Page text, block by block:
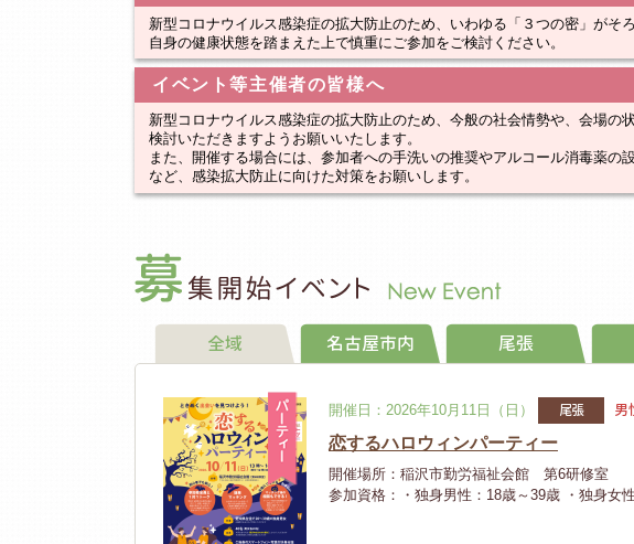
新型コロナウイルス感染症の拡大防止のため、いわゆる「３つの密」が
自身の健康状態を踏まえた上で慎重にご参加をご検討ください。
イベント等主催者の皆様へ
新型コロナウイルス感染症の拡大防止のため、今般の社会情勢や、会場
検討いただきますようお願いいたします。
また、開催する場合には、参加者への手洗いの推奨やアルコール消毒薬
など、感染拡大防止に向けた対策をお願いします。
全域 名古屋市内 尾張
パーティー
開催日：2026年10月11日（日） 尾張 男
恋するハロウィンパーティー
開催場所：稲沢市勤労福祉会館 第6研修室
参加資格：・独身男性：18歳～39歳 ・独身女